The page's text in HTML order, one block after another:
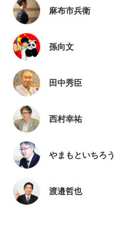
麻布市兵衛
孫向文
田中秀臣
西村幸祐
やまもといちろう
渡邉哲也